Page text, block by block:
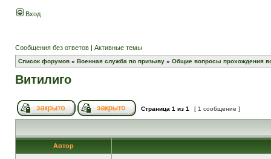
Вход
Сообщения без ответов | Активные темы
Список форумов » Военная служба по призыву » Общие вопросы прохождения
Витилиго
Страница 1 из 1 [ 1 сообщение ]
Автор